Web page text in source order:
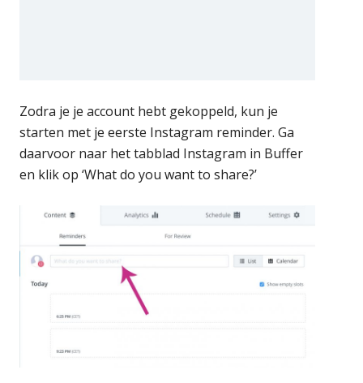
Zodra je je account hebt gekoppeld, kun je
starten met je eerste Instagram reminder. Ga
daarvoor naar het tabblad Instagram in Buffer
en klik op ‘What do you want to share?’